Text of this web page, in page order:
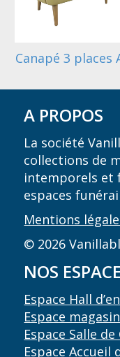
Canapé 3 places
A PROPOS
La société
collections de
intemporels et
espaces
Mentions
© 2026
NOS
Espace Hall
Espace magasin
Espace Salle
Espace Accueil